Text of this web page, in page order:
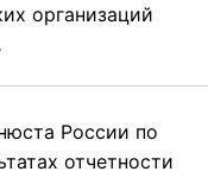
организаций
России по
отчетности